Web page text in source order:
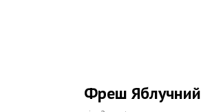
Фреш Яблучний